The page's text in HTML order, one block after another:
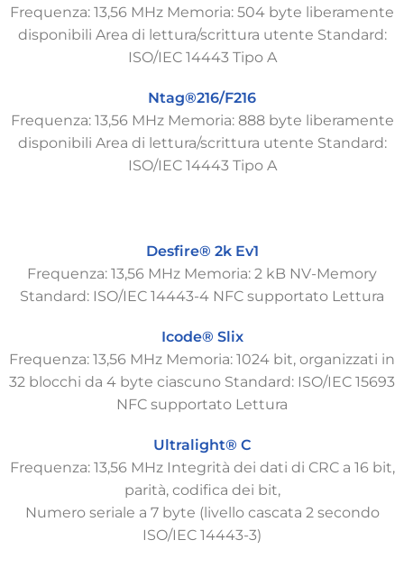
Frequenza: 13,56 MHz Memoria: 504 byte liberamente
disponibili Area di lettura/scrittura utente Standard:
ISO/IEC 14443 Tipo A
Ntag®216/F216
Frequenza: 13,56 MHz Memoria: 888 byte liberamente
disponibili Area di lettura/scrittura utente Standard:
ISO/IEC 14443 Tipo A
Desfire® 2k Ev1
Frequenza: 13,56 MHz Memoria: 2 kB NV-Memory
Standard: ISO/IEC 14443-4 NFC supportato Lettura
Icode® Slix
Frequenza: 13,56 MHz Memoria: 1024 bit, organizzati in
32 blocchi da 4 byte ciascuno Standard: ISO/IEC 15693
NFC supportato Lettura
Ultralight® C
Frequenza: 13,56 MHz Integrità dei dati di CRC a 16 bit,
parità, codifica dei bit,
Numero seriale a 7 byte (livello cascata 2 secondo
ISO/IEC 14443-3)